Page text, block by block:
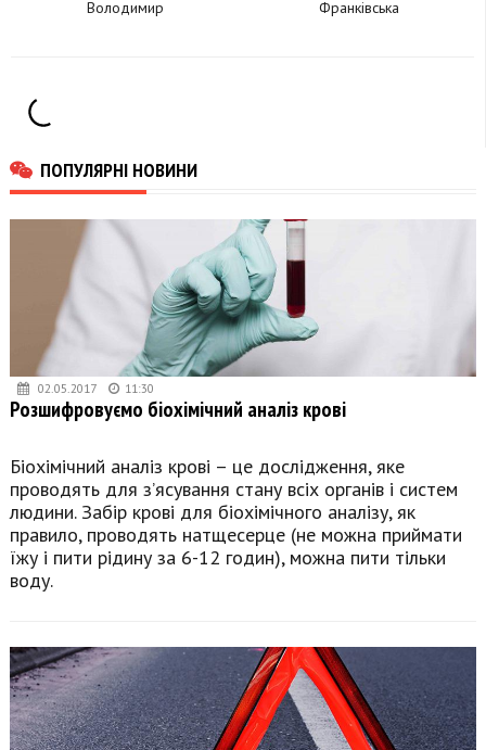
Володимир
Франківська
ПОПУЛЯРНІ НОВИНИ
02.05.2017 11:30
Розшифровуємо біохімічний аналіз крові
Біохімічний аналіз крові – це дослідження, яке
проводять для з’ясування стану всіх органів і систем
людини. Забір крові для біохімічного аналізу, як
правило, проводять натщесерце (не можна приймати
їжу і пити рідину за 6-12 годин), можна пити тільки
воду.